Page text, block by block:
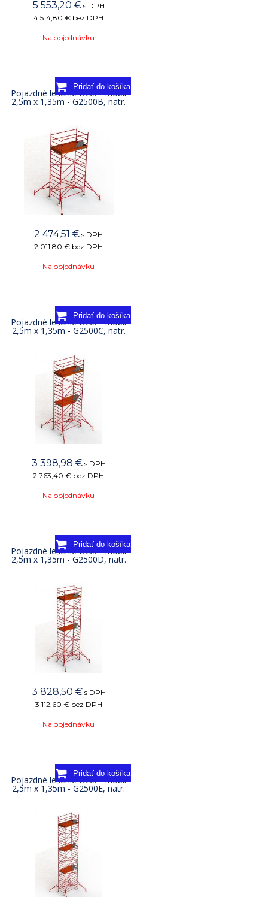
5 553,20 € s DPH
4 514,80 € bez DPH
Na objednávku
Pojazdné lešenie Oceľ - Mobil
2,5m x 1,35m - G2500B, natr.
2 474,51 € s DPH
2 011,80 € bez DPH
Na objednávku
Pojazdné lešenie Oceľ - Mobil
2,5m x 1,35m - G2500C, natr.
3 398,98 € s DPH
2 763,40 € bez DPH
Na objednávku
Pojazdné lešenie Oceľ - Mobil
2,5m x 1,35m - G2500D, natr.
3 828,50 € s DPH
3 112,60 € bez DPH
Na objednávku
Pojazdné lešenie Oceľ - Mobil
2,5m x 1,35m - G2500E, natr.